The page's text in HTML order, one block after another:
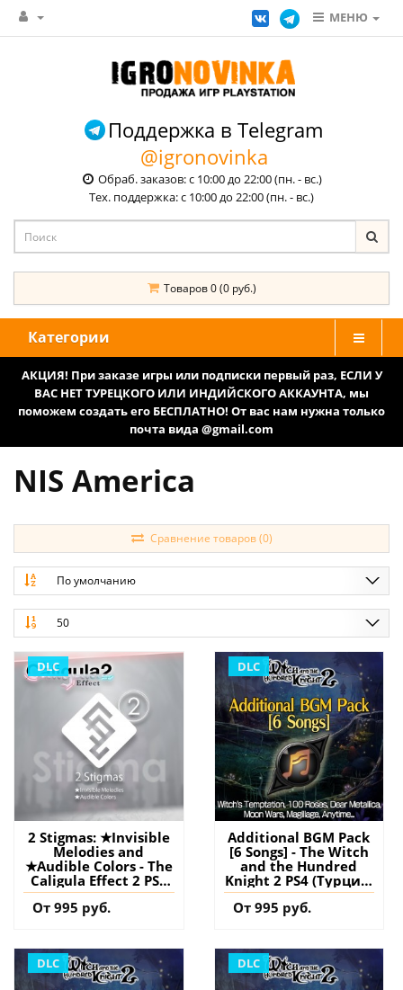
МЕНЮ
Поддержка в Telegram
@igronovinka
Обраб. заказов: с 10:00 до 22:00 (пн. - вс.)
Тех. поддержка: с 10:00 до 22:00 (пн. - вс.)
Товаров 0 (0 руб.)
Категории
АКЦИЯ! При заказе игры или подписки первый раз, ЕСЛИ У
ВАС НЕТ ТУРЕЦКОГО ИЛИ ИНДИЙСКОГО АККАУНТА, мы
поможем создать его БЕСПЛАТНО! От вас нам нужна только
почта вида @gmail.com
NIS America
Сравнение товаров (0)
По умолчанию
50
DLC
2 Stigmas: ★Invisible
Melodies and
★Audible Colors - The
Caligula Effect 2 PS4
(Турция) купить
дополнение на
От 995 руб.
DLC
Additional BGM Pack
[6 Songs] - The Witch
and the Hundred
Knight 2 PS4 (Турция)
купить дополнение
на аккаунт
От 995 руб.
DLC DLC